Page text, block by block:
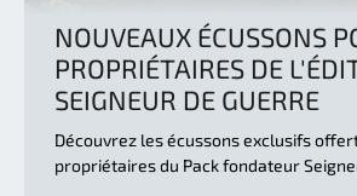
NOUVEAUX ÉCUSSONS
PROPRIÉTAIRES DE
SEIGNEUR DE GUERRE
Découvrez les écussons exclusifs
propriétaires du Pack fondateur